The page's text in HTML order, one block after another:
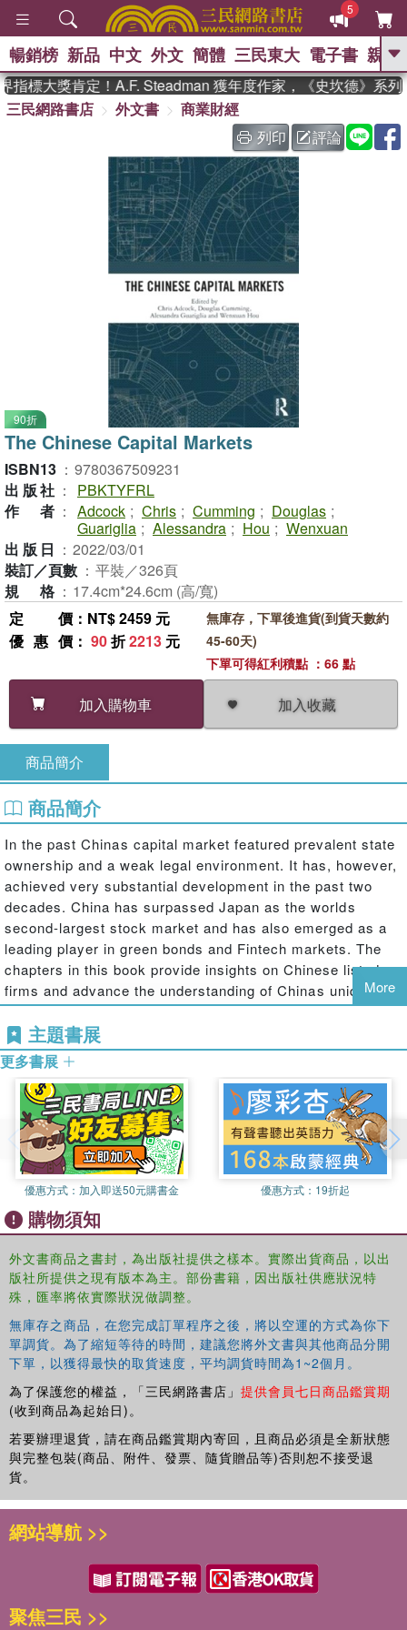
5
GO
熱搜： 東野圭吾
、 如果歷史是一群喵 、 暑期
國際布克獎 臺灣漫遊錄 、 方
念華
、 台灣的李登輝時代
孩：黎曼猜想 、 偉大的迷走神經
暢銷榜 新品 中文 外文 簡體 三民東大 電子書 親子
標大獎肯定！A.F. Steadman 獲年度作家，《史坎德》系列
三民網路書店
外文書
商業財經
列印
評論
90折
The Chinese Capital Markets
ISBN13 ： 9780367509231
出版社 ：
PBKTYFRL
作者 ： Adcock ; Chris ; Cumming ; Douglas ;
Guariglia ; Alessandra ; Hou ; Wenxuan
出版日 ： 2022/03/01
裝訂／頁數 ： 平裝／326頁
規格 ： 17.4cm*24.6cm (高/寬)
定價 ：NT$ 2459 元
優惠價 ： 90折2213 元
加入購物車 加入收藏
無庫存，下單後進貨(到貨天數約
45-60天)
下單可得紅利積點 ：66 點
商品簡介
商品簡介
In the past Chinas capital market featured prevalent state
ownership and a weak legal environment. It has, however,
achieved very substantial development in the past two
decades. China has surpassed Japan as the worlds
second-largest stock market and has also emerged as a
leading player in green bonds and Fintech markets. The
chapters in this book provide insights on Chinese listed
firms and advance the understanding of Chinas unique
institutions. Some important questions are covered
including the governance role of foreign investors in
partially privatized firms, the financial implications of
political connections, the "Chinese model" of commercial
banks and regulatory reforms that promote the
marketization of the stock markets, among others. These
studies have important implications for other emerging
economies, on the recent China-US trade conflicts and
about the Trump administration''s complaints about the
role of the Chinese government in capital markets.
This book selectively includes the most influential articles
from two special issues ofThe European Journal of
Finance, which were based on selections of papers
presented at a series of conferences on the Chinese
Capital Markets.
More
主題書展
更多書展
優惠方式： 加入即送50元購書金 優惠方式： 19折起
購物須知
外文書商品之書封，為出版社提供之樣本。實際出貨商品，以出
版社所提供之現有版本為主。部份書籍，因出版社供應狀況特
殊，匯率將依實際狀況做調整。
無庫存之商品，在您完成訂單程序之後，將以空運的方式為你下
單調貨。為了縮短等待的時間，建議您將外文書與其他商品分開
下單，以獲得最快的取貨速度，平均調貨時間為1~2個月。
為了保護您的權益，「三民網路書店」 提供會員七日商品鑑賞期
(收到商品為起始日)。
若要辦理退貨，請在商品鑑賞期內寄回，且商品必須是全新狀態
與完整包裝(商品、附件、發票、隨貨贈品等)否則恕不接受退
貨。
網站導航 >>
聚焦三民 >>